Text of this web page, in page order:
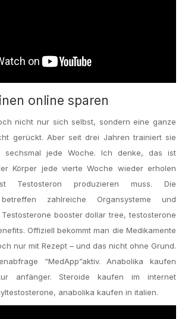
online sparen
nicht nur sich selbst, sondern eine ganze
gerückt. Aber seit drei Jahren trainiert sie
jede Woche. Ich denke, das ist
Körper jede vierte Woche wieder erholen
Testosteron produzieren muss. Die
betreffen zahlreiche Organsysteme und
booster dollar tree, testosterone
Offiziell bekommt man die Medikamente
nur mit Rezept – und das nicht ohne Grund.
“MedApp”aktiv. Anabolika kaufen
anfänger. Steroide kaufen im internet
anabolika kaufen in italien.